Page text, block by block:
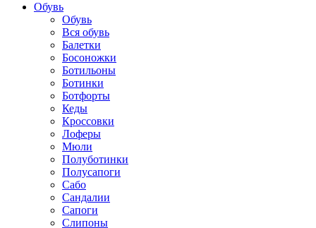
Обувь
Обувь
Вся обувь
Балетки
Босоножки
Ботильоны
Ботинки
Ботфорты
Кеды
Кроссовки
Лоферы
Мюли
Полуботинки
Полусапоги
Сабо
Сандалии
Сапоги
Слипоны